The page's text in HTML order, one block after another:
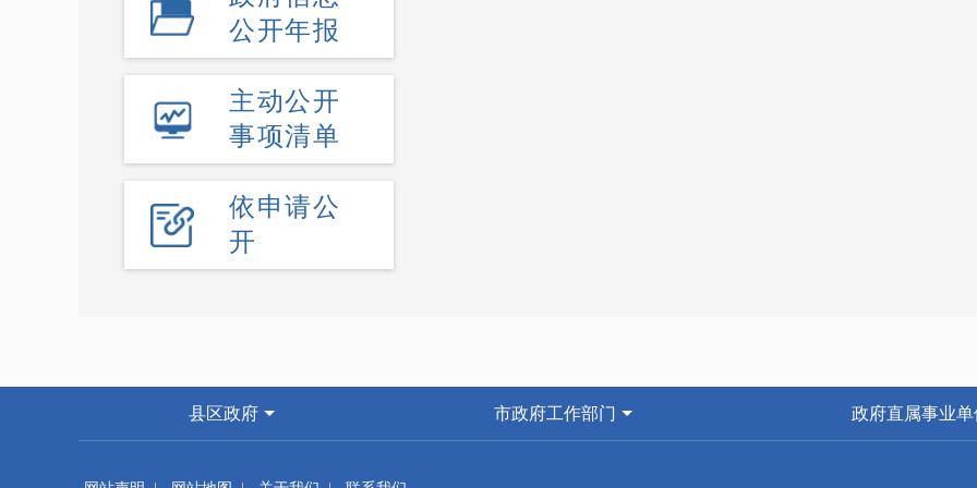
公开年报
主动公开
事项清单
依申请公
开
县区政府 市政府工作部门 政府直属事业单